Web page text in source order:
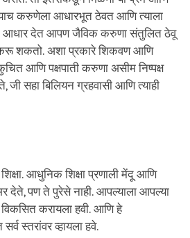
करुणेला आधारभूत ठेवत आणि त्याला
आधार देत आपण जैविक करुणा संतुलित ठेवू
करू शकतो. अशा प्रकारे शिकवण आणि
आणि पक्षपाती करुणा असीम निष्पक्ष
सहा बिलियन ग्रहवासी आणि त्याही
आधुनिक शिक्षा प्रणाली मेंदू आणि
देते, पण ते पुरेसे नाही. आपल्याला आपल्या
विकसित करायला हवी. आणि हे
सर्व स्तरांवर व्हायला हवे.